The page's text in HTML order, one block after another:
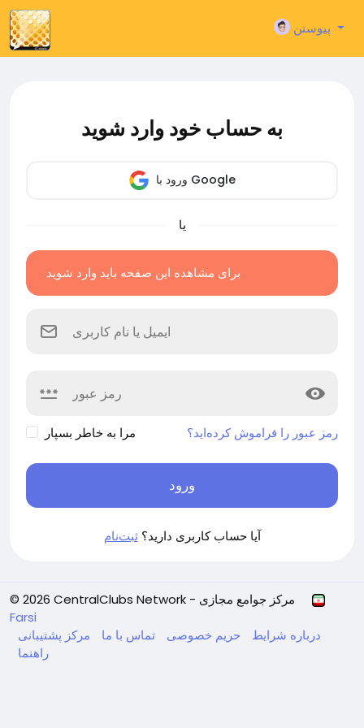
پیوستن
به حساب خود وارد شوید
ورود با Google
یا
برای مشاهده این صفحه باید وارد شوید
مرا به خاطر بسپار رمز عبور را فراموش کرده‌اید؟
ورود
آیا حساب کاربری دارید؟ثبت‌نام
© 2026 CentralClubs Network - مرکز جوامع مجازی
Farsi
درباره شرایط حریم خصوصی تماس با ما
مرکز پشتیبانی
راهنما